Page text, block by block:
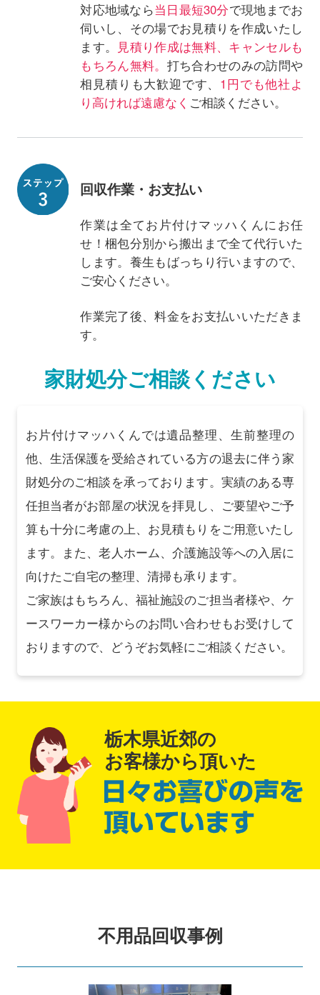
対応地域なら当日最短30分で現地までお
伺いし、その場でお見積りを作成いたし
ます。 見積り作成は無料、キャンセルも
もちろん無料。 打ち合わせのみの訪問や
相見積りも大歓迎です、 1円でも他社よ
り高ければ遠慮なく ご相談ください。
回収作業・お支払い
作業は全てお片付けマッハくんにお任
せ！梱包分別から搬出まで全て代行いた
します。養生もばっちり行いますので、
ご安心ください。
作業完了後、料金をお支払いいただきま
す。
家財処分ご相談ください
お片付けマッハくんでは遺品整理、生前整理の
他、生活保護を受給されている方の退去に伴う家
財処分のご相談を承っております。実績のある専
任担当者がお部屋の状況を拝見し、ご要望やご予
算も十分に考慮の上、お見積もりをご用意いたし
ます。また、老人ホーム、介護施設等への入居に
向けたご自宅の整理、清掃も承ります。
ご家族はもちろん、福祉施設のご担当者様や、ケ
ースワーカー様からのお問い合わせもお受けして
おりますので、どうぞお気軽にご相談ください。
栃木県近郊の
お客様から頂いた
不用品回収事例